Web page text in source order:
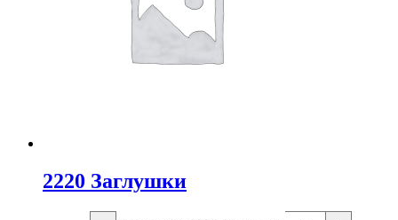
2220 Заглушки